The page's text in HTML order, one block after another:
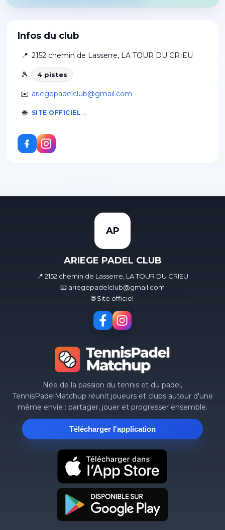
Infos du club
📍 2152 chemin de Lasserre, LA TOUR DU CRIEU
🎾 4 pistes
✉️ ariegepadelclub@gmail.com
🌐 SITE OFFICIEL
AP
ARIEGE PADEL CLUB
📍 2152 chemin de Lasserre, LA TOUR DU CRIEU
📧 ariegepadelclub@gmail.com
🌐 Site officiel
Née de la passion du tennis et du padel,
TennisPadelMatchup réunit joueurs et clubs autour d'une
même envie : partager, jouer et progresser ensemble.
Télécharger l'application